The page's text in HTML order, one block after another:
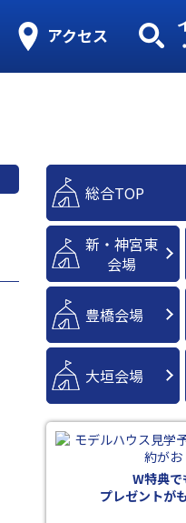
アクセス
総合TOP
新・神宮東
会場
豊橋会場
大垣会場
W特典で
プレゼントが